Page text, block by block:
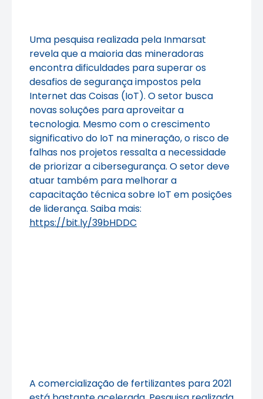
Uma pesquisa realizada pela Inmarsat
revela que a maioria das mineradoras
encontra dificuldades para superar os
desafios de segurança impostos pela
Internet das Coisas (IoT). O setor busca
novas soluções para aproveitar a
tecnologia. Mesmo com o crescimento
significativo do IoT na mineração, o risco de
falhas nos projetos ressalta a necessidade
de priorizar a cibersegurança. O setor deve
atuar também para melhorar a
capacitação técnica sobre IoT em posições
de liderança. Saiba mais:
https://bit.ly/39bHDDC
A comercialização de fertilizantes para 2021